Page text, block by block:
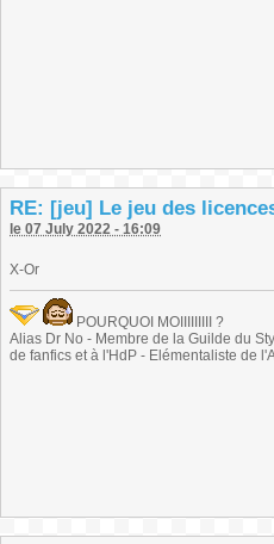
RE: [jeu] Le jeu des
le 07 July 2022 - 16:09
X-Or
POURQUOI MOIIIIIIIII ?
Alias Dr No - Membre de la Guilde du
de fanfics et à l'HdP - Elémentaliste de